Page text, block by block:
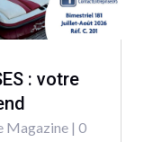
: votre
Magazine| 0